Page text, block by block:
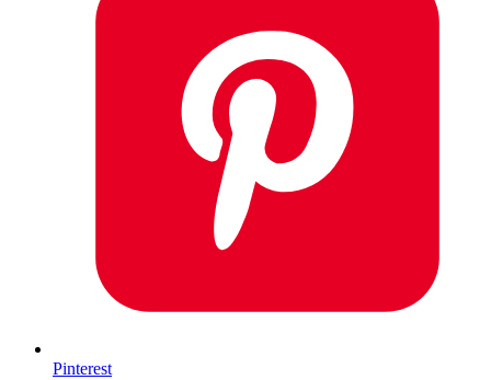
Pinterest